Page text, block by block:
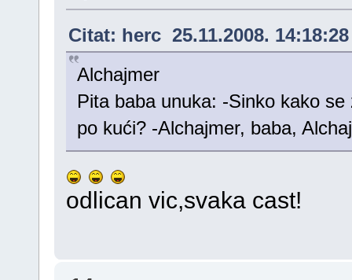
Citat: herc 25.11.2008. 14:18:28
Alchajmer
Pita baba unuka: -Sinko kako
po kući? -Alchajmer, baba,
odlican vic,svaka cast!